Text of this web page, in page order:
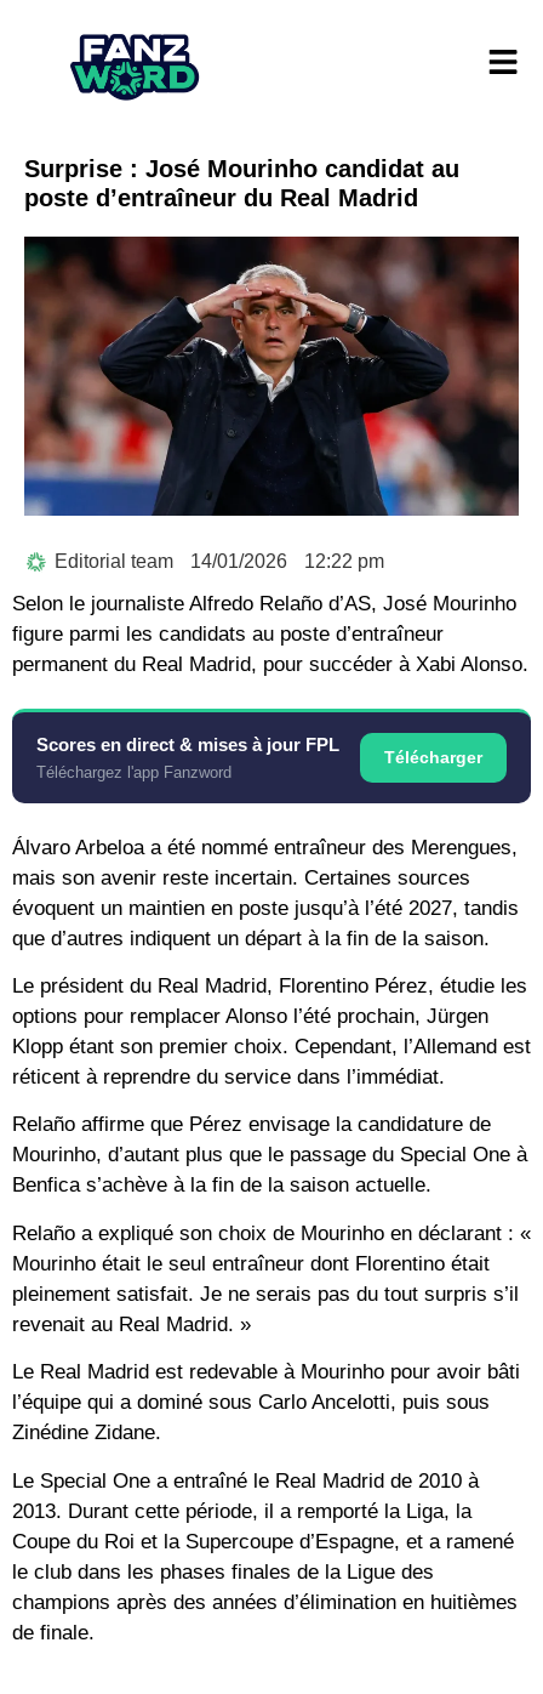
Surprise : José Mourinho candidat au
poste d’entraîneur du Real Madrid
Editorial team 14/01/2026 12:22 pm
Selon le journaliste Alfredo Relaño d’AS, José Mourinho
figure parmi les candidats au poste d’entraîneur
permanent du Real Madrid, pour succéder à Xabi Alonso.
Scores en direct & mises à jour FPL
Téléchargez l'app Fanzword
Télécharger
Álvaro Arbeloa a été nommé entraîneur des Merengues,
mais son avenir reste incertain. Certaines sources
évoquent un maintien en poste jusqu’à l’été 2027, tandis
que d’autres indiquent un départ à la fin de la saison.
Le président du Real Madrid, Florentino Pérez, étudie les
options pour remplacer Alonso l’été prochain, Jürgen
Klopp étant son premier choix. Cependant, l’Allemand est
réticent à reprendre du service dans l’immédiat.
Relaño affirme que Pérez envisage la candidature de
Mourinho, d’autant plus que le passage du Special One à
Benfica s’achève à la fin de la saison actuelle.
Relaño a expliqué son choix de Mourinho en déclarant : «
Mourinho était le seul entraîneur dont Florentino était
pleinement satisfait. Je ne serais pas du tout surpris s’il
revenait au Real Madrid. »
Le Real Madrid est redevable à Mourinho pour avoir bâti
l’équipe qui a dominé sous Carlo Ancelotti, puis sous
Zinédine Zidane.
Le Special One a entraîné le Real Madrid de 2010 à
2013. Durant cette période, il a remporté la Liga, la
Coupe du Roi et la Supercoupe d’Espagne, et a ramené
le club dans les phases finales de la Ligue des
champions après des années d’élimination en huitièmes
de finale.